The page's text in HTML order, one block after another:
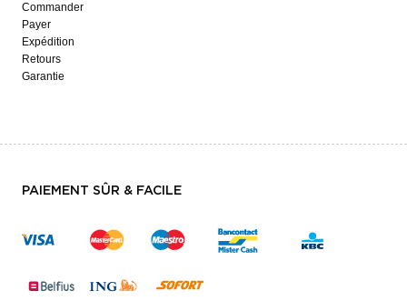
Commander
Payer
Expédition
Retours
Garantie
PAIEMENT SÛR & FACILE